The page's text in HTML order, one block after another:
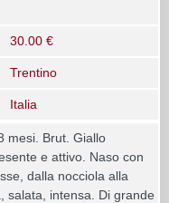
30.00 €
Trentino
Italia
mesi. Brut. Giallo
e attivo. Naso con
dalla nocciola alla
salata, intensa. Di grande